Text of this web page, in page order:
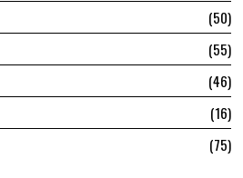
50
55
46
16
75